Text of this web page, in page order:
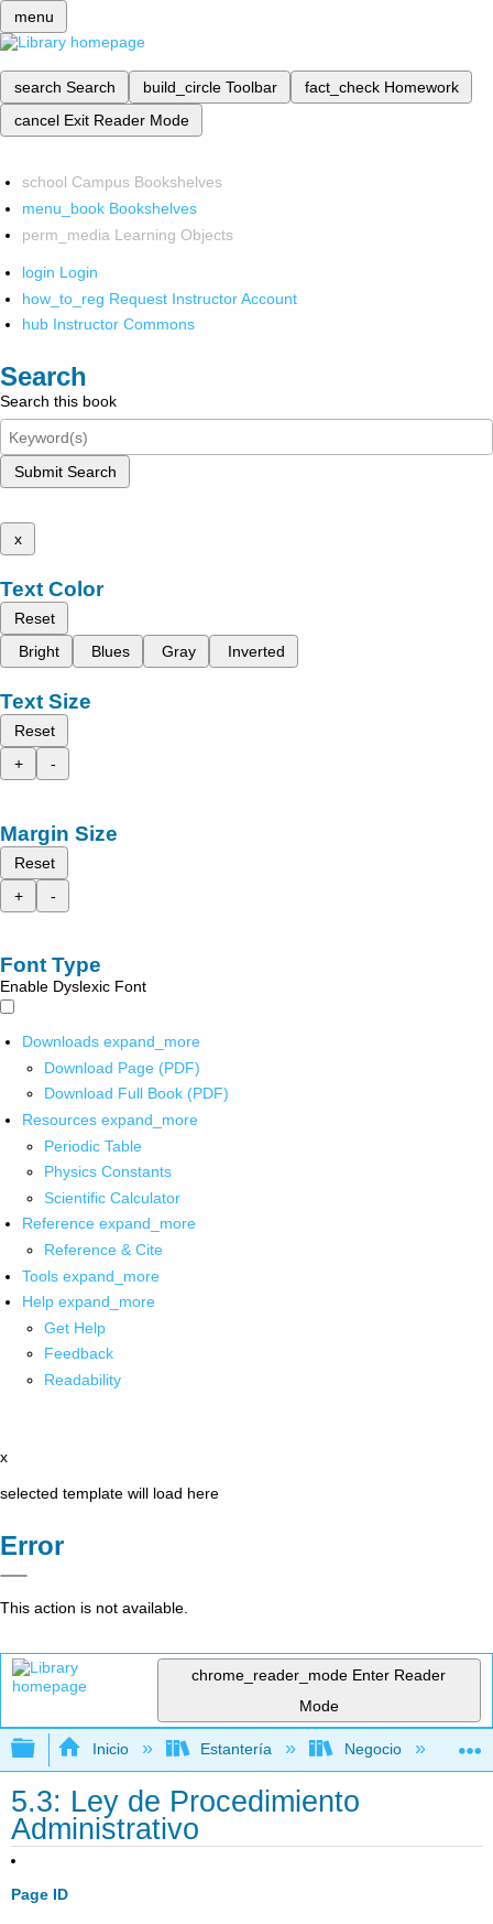
menu
search Search build_circle Toolbar fact_check Homework
cancel Exit Reader Mode
school Campus Bookshelves
menu_book Bookshelves
perm_media Learning Objects
login Login
how_to_reg Request Instructor Account
hub Instructor Commons
Search
Search this book
Submit Search
x
Text Color
Reset
Bright
Blues Gray Inverted
Text Size
Reset
+
-
Margin Size
Reset
+
-
Font Type
Enable Dyslexic Font
Downloads expand_more
Download Page (PDF)
Download Full Book (PDF)
Resources expand_more
Periodic Table
Physics Constants
Scientific Calculator
Reference expand_more
Reference & Cite
Tools expand_more
Help expand_more
Get Help
Feedback
Readability
x
selected template will load here
Error
This action is not available.
chrome_reader_mode Enter Reader
Mode
Expandir/contraer jerarquía global
Inicio Estantería Negocio
5.3: Ley de Procedimiento
Administrativo
Page ID